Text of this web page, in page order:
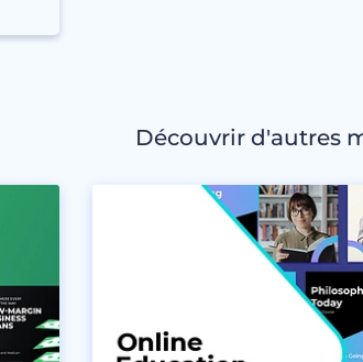
Découvrir d'autres